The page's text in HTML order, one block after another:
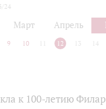
24
Март Апрель
9 10 12 13 14
к 100-летию